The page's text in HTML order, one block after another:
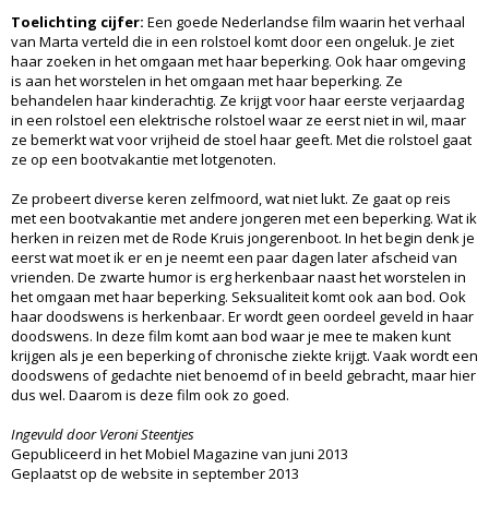
Toelichting cijfer: Een goede Nederlandse film waarin het verhaal
van Marta verteld die in een rolstoel komt door een ongeluk. Je ziet
haar zoeken in het omgaan met haar beperking. Ook haar omgeving
is aan het worstelen in het omgaan met haar beperking. Ze
behandelen haar kinderachtig. Ze krijgt voor haar eerste verjaardag
in een rolstoel een elektrische rolstoel waar ze eerst niet in wil, maar
ze bemerkt wat voor vrijheid de stoel haar geeft. Met die rolstoel gaat
ze op een bootvakantie met lotgenoten.
Ze probeert diverse keren zelfmoord, wat niet lukt. Ze gaat op reis
met een bootvakantie met andere jongeren met een beperking. Wat ik
herken in reizen met de Rode Kruis jongerenboot. In het begin denk je
eerst wat moet ik er en je neemt een paar dagen later afscheid van
vrienden. De zwarte humor is erg herkenbaar naast het worstelen in
het omgaan met haar beperking. Seksualiteit komt ook aan bod. Ook
haar doodswens is herkenbaar. Er wordt geen oordeel geveld in haar
doodswens. In deze film komt aan bod waar je mee te maken kunt
krijgen als je een beperking of chronische ziekte krijgt. Vaak wordt een
doodswens of gedachte niet benoemd of in beeld gebracht, maar hier
dus wel. Daarom is deze film ook zo goed.
Ingevuld door Veroni Steentjes
Gepubliceerd in het Mobiel Magazine van juni 2013
Geplaatst op de website in september 2013